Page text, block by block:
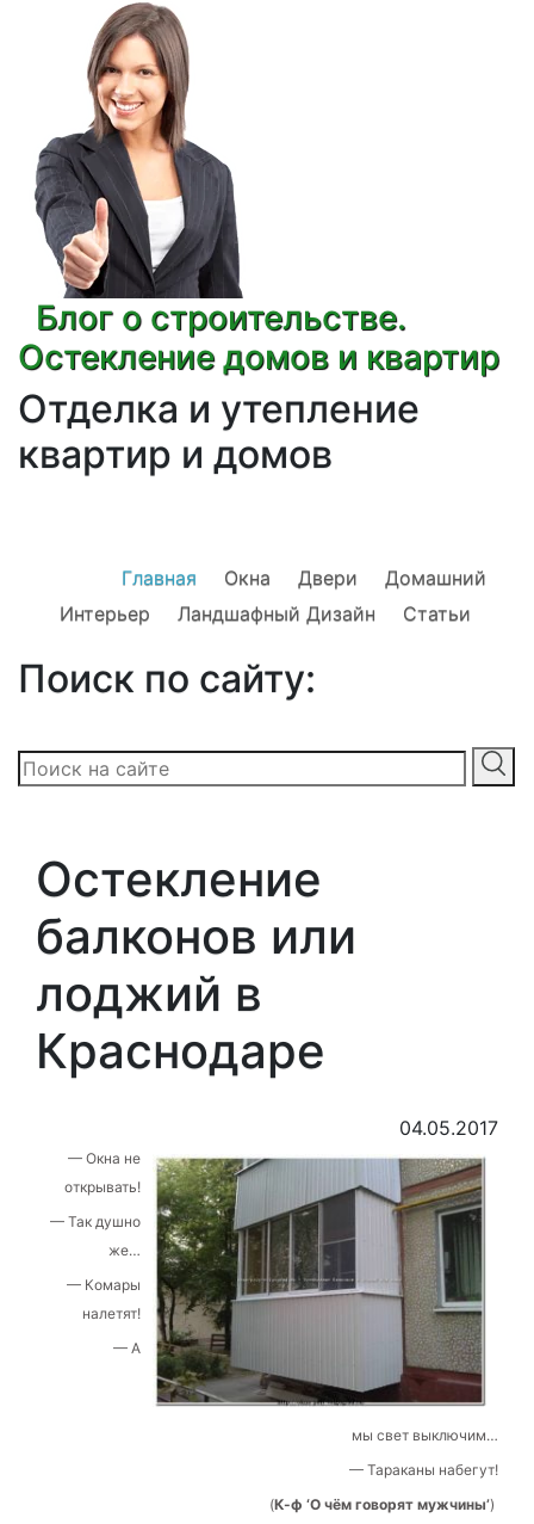
Блог о строительстве.
Остекление домов и квартир
Отделка и утепление
квартир и домов
Главная Окна Двери
Домашний
Интерьер
Ландшафный Дизайн Статьи
Поиск по сайту:
Остекление
балконов или
лоджий в
Краснодаре
04.05.2017
— Окна не
открывать!
— Так душно
же…
— Комары
налетят!
— А
мы свет выключим…
— Тараканы набегут!
(К-ф ‘О чём говорят мужчины’)